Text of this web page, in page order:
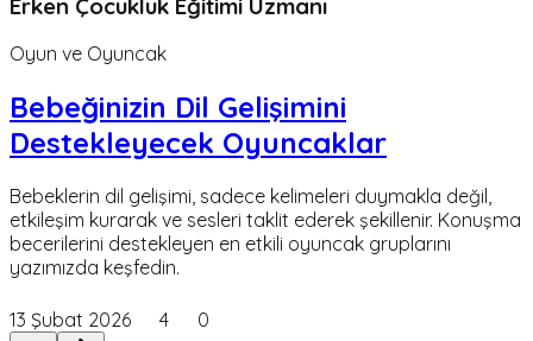
Oyun ve Oyuncak
Bebeğinizin Dil Gelişimini
Destekleyecek Oyuncaklar
Bebeklerin dil gelişimi, sadece kelimeleri duymakla değil,
etkileşim kurarak ve sesleri taklit ederek şekillenir. Konuşma
becerilerini destekleyen en etkili oyuncak gruplarını
yazımızda keşfedin.
13 Şubat 2026 4 0